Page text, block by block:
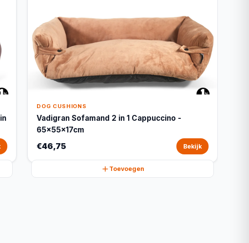
DOG CUSHIONS
Vadigran Sofamand 2 in 1 Cappuccino -
65x55x17cm
€46,75 Bekijk
Toevoegen